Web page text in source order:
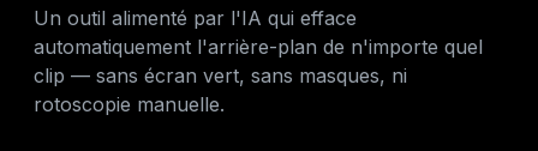
Un outil alimenté par l'IA qui efface
automatiquement l'arrière-plan de n'importe quel
clip — sans écran vert, sans masques, ni
rotoscopie manuelle.